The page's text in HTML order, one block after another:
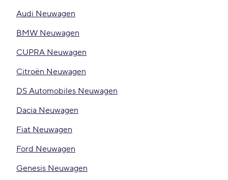
Audi Neuwagen
BMW Neuwagen
CUPRA Neuwagen
Citroën Neuwagen
DS Automobiles Neuwagen
Dacia Neuwagen
Fiat Neuwagen
Ford Neuwagen
Genesis Neuwagen